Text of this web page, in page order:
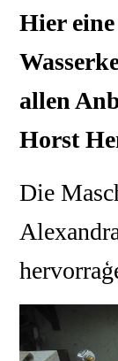
Hier
allen
Horst
Die